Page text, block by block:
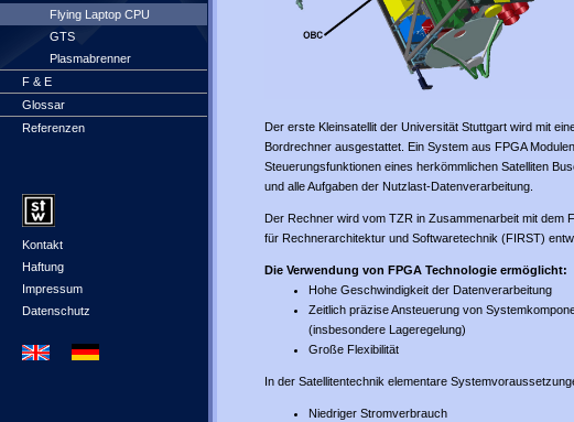
Flying Laptop CPU
GTS
Plasmabrenner
F & E
Glossar
Referenzen
Kontakt
Haftung
Impressum
Datenschutz
Der erste Kleinsatellit der Universität Stuttgart wird mit
Bordrechner ausgestattet. Ein System aus FPGA
Steuerungsfunktionen eines herkömmlichen Satelliten
und alle Aufgaben der Nutzlast-Datenverarbeitung.
Der Rechner wird vom TZR in Zusammenarbeit mit dem
für Rechnerarchitektur und Softwaretechnik (FIRST)
Die Verwendung von FPGA Technologie ermöglicht:
Hohe Geschwindigkeit der Datenverarbeitung
Zeitlich präzise Ansteuerung von
(insbesondere Lageregelung)
Große Flexibilität
In der Satellitentechnik elementare
Niedriger Stromverbrauch